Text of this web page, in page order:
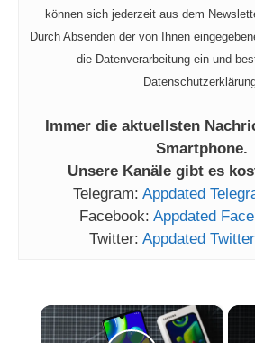
können sich jederzeit aus dem
Durch Absenden der von Ihnen
die Datenverarbeitung ein und
Immer die aktuellsten
Smartphone.
Unsere Kanäle gibt es
Telegram: Appdated
Facebook: Appdated
Twitter: Appdated
×